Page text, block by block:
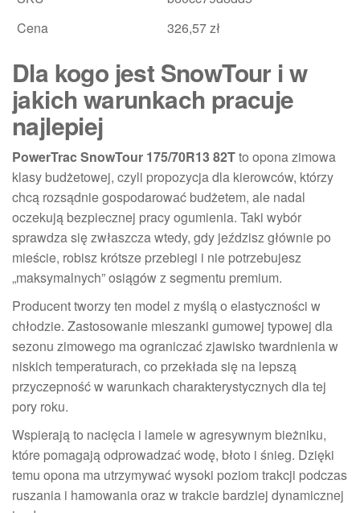
Cena
326,57 zł
Dla kogo jest SnowTour i w
jakich warunkach pracuje
najlepiej
PowerTrac SnowTour 175/70R13 82Tto opona zimowa
klasy budżetowej, czyli propozycja dla kierowców, którzy
chcą rozsądnie gospodarować budżetem, ale nadal
oczekują bezpiecznej pracy ogumienia. Taki wybór
sprawdza się zwłaszcza wtedy, gdy jeździsz głównie po
mieście, robisz krótsze przebiegi i nie potrzebujesz
„maksymalnych” osiągów z segmentu premium.
Producent tworzy ten model z myślą o elastyczności w
chłodzie. Zastosowanie mieszanki gumowej typowej dla
sezonu zimowego ma ograniczać zjawisko twardnienia w
niskich temperaturach, co przekłada się na lepszą
przyczepność w warunkach charakterystycznych dla tej
pory roku.
Wspierają to nacięcia i lamele w agresywnym bieżniku,
które pomagają odprowadzać wodę, błoto i śnieg. Dzięki
temu opona ma utrzymywać wysoki poziom trakcji podczas
ruszania i hamowania oraz w trakcie bardziej dynamicznej